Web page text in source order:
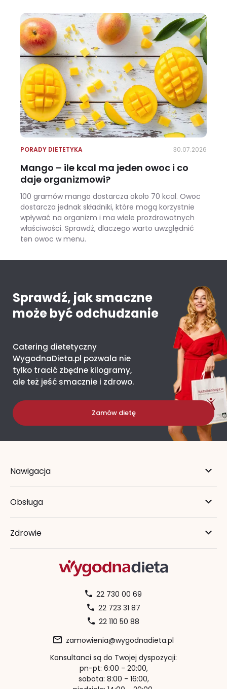
PORADY DIETETYKA 30.07.2026
Mango – ile kcal ma jeden owoc i co
daje organizmowi?
100 gramów mango dostarcza około 70 kcal. Owoc
dostarcza jednak składniki, które mogą korzystnie
wpływać na organizm i ma wiele prozdrowotnych
właściwości. Sprawdź, dlaczego warto uwzględnić
ten owoc w menu.
Sprawdź, jak smaczne
może być odchudzanie
Catering dietetyczny
WygodnaDieta.pl pozwala nie
tylko tracić zbędne kilogramy,
ale też jeść smacznie i zdrowo.
Zamów dietę
Nawigacja
Obsługa
Zdrowie
22 730 00 69
22 723 31 87
22 110 50 88
zamowienia@wygodnadieta.pl
Konsultanci są do Twojej dyspozycji:
pn-pt: 6:00 - 20:00,
sobota: 8:00 - 16:00,